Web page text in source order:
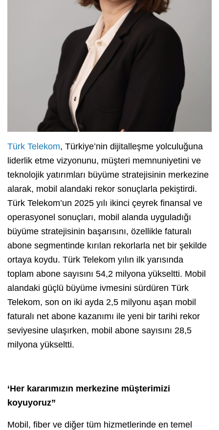
Türk Telekom, Türkiye’nin dijitalleşme yolculuğuna
liderlik etme vizyonunu, müşteri memnuniyetini ve
teknolojik yatırımları büyüme stratejisinin merkezine
alarak, mobil alandaki rekor sonuçlarla pekiştirdi.
Türk Telekom’un 2025 yılı ikinci çeyrek finansal ve
operasyonel sonuçları, mobil alanda uyguladığı
büyüme stratejisinin başarısını, özellikle faturalı
abone segmentinde kırılan rekorlarla net bir şekilde
ortaya koydu. Türk Telekom yılın ilk yarısında
toplam abone sayısını 54,2 milyona yükseltti. Mobil
alandaki güçlü büyüme ivmesini sürdüren Türk
Telekom, son on iki ayda 2,5 milyonu aşan mobil
faturalı net abone kazanımı ile yeni bir tarihi rekor
seviyesine ulaşırken, mobil abone sayısını 28,5
milyona yükseltti.
‘Her kararımızın merkezine müşterimizi
koyuyoruz”
Mobil, fiber ve diğer tüm hizmetlerinde en temel